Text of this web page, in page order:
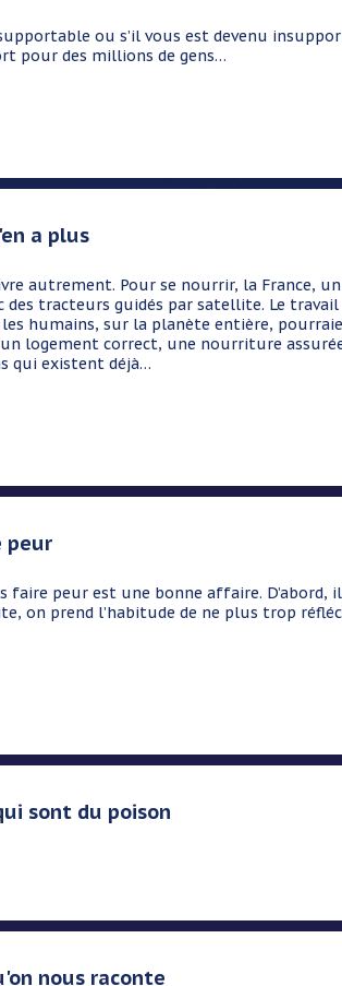
ou s’il vous est devenu
pour des millions de gens…
a plus
Pour se nourrir, la France, un
des tracteurs guidés par satellite. Le
humains, sur la planète entière,
logement correct, une nourriture
qui existent déjà…
peur
faire peur est une bonne affaire. D’abord,
on prend l’habitude de ne plus trop
sont du poison
nous raconte